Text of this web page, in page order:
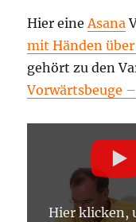
Hier eineAsana
mit Händen
gehört zu den
Vorwärtsbeuge
„HALBE
HÄNDEN
ZEHEN
Hier klicken,